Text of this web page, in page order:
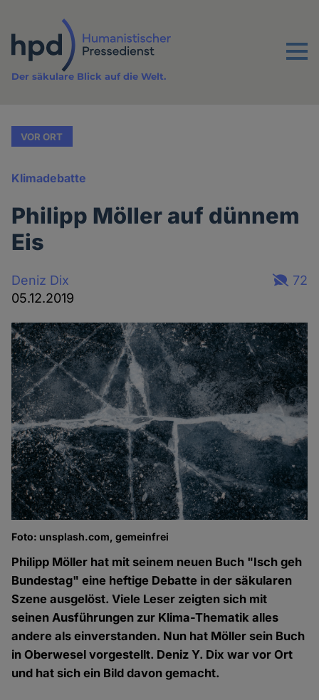
Inhalt
Menu
Der säkulare Blick auf die Welt.
VOR ORT
Klimadebatte
Philipp Möller auf dünnem
Eis
Deniz Dix
05.12.2019
72
Foto: unsplash.com, gemeinfrei
Philipp Möller hat mit seinem neuen Buch "Isch geh
Bundestag" eine heftige Debatte in der säkularen
Szene ausgelöst. Viele Leser zeigten sich mit
seinen Ausführungen zur Klima-Thematik alles
andere als einverstanden. Nun hat Möller sein Buch
in Oberwesel vorgestellt. Deniz Y. Dix war vor Ort
und hat sich ein Bild davon gemacht.